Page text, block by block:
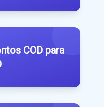
COD para